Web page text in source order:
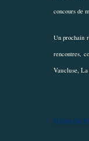
concours de
Un prochain
rencontres,
Vaucluse,
Bilan du